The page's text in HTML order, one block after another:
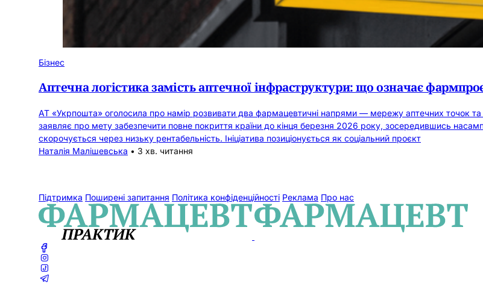
Бізнес
Аптечна логістика замість аптечної інфраструктури: що означає
АТ «Укрпошта» оголосила про намір розвивати два фармацевтичні напрями — мережу аптечних точок та
заявляє про мету забезпечити повне покриття країни до кінця березня 2026 року, зосередившись
скорочується через низьку рентабельність. Ініціатива позиціонується як соціальний проєкт
Наталія Малішевська • 3 хв. читання
Підтримка Поширені запитання Політика конфіденційності Реклама Про нас